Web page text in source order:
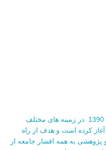
تیم پژوهشی کوله پشتی از اواخر سال 1390 در زمینه های مختلف
کرده است و هدف از راه
پژوهشی به همه اقشار جامعه از